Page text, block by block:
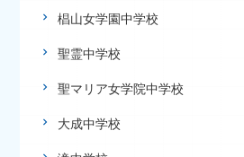
椙山女学園中学校
聖霊中学校
聖マリア女学院中学校
大成中学校